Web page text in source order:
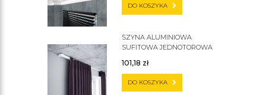
DO KOSZYKA
SZYNA ALUMINIOWA
SUFITOWA JEDNOTOROWA
101,18 zł
DO KOSZYKA